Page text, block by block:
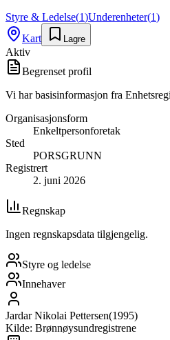
Styre & Ledelse(1)Underenheter(1)
Kart
Lagre
Aktiv
Begrenset profil
Vi har basisinformasjon fra
Organisasjonsform
Enkeltpersonforetak
Sted
PORSGRUNN
Registrert
2. juni 2026
Regnskap
Ingen regnskapsdata tilgjengelig.
Styre og ledelse
Innehaver
Jardar Nikolai Pettersen(1995)
Kilde: Brønnøysundregistrene